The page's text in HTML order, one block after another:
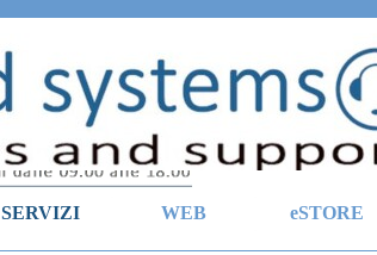
Salta menù
SERVIZI ▼
WEB ▼
eSTORE